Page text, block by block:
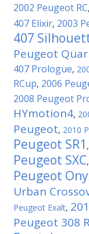
2002 Peugeot RC,
407 Elixir, 2003
407
Peugeot
407 Prologue,
RCup, 2006
2008 Peugeot
HYmotion4,
Peugeot, 2010
Peugeot SR1 ,
Peugeot SXC,
Peugeot
Urban
Peugeot Exalt,
Peugeot 308